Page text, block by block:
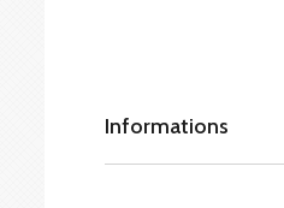
Informations